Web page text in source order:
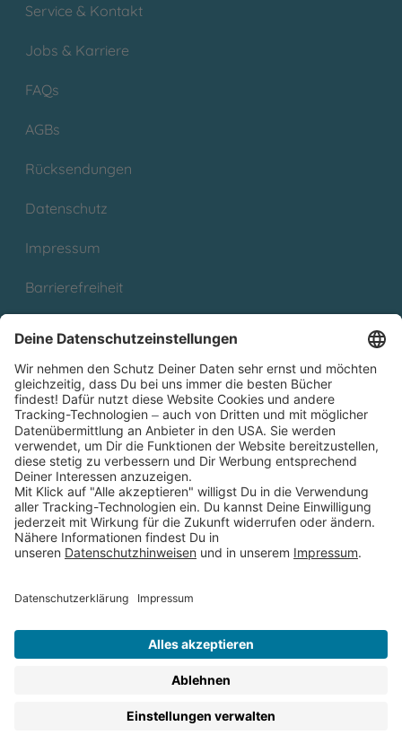
Service & Kontakt
Jobs & Karriere
FAQs
AGBs
Rücksendungen
Datenschutz
Impressum
Barrierefreiheit
Partnerprogramm (Affiliate)
Folge uns auf
* Versandkostenfrei ab 9,00 € Bestellwert innerhalb
Deutschlands
** Lieferzeit 1-3 Werktage innerhalb Deutschlands
Thienemann-Esslinger Verlag GmbH, Blumenstraße 36, D-70182